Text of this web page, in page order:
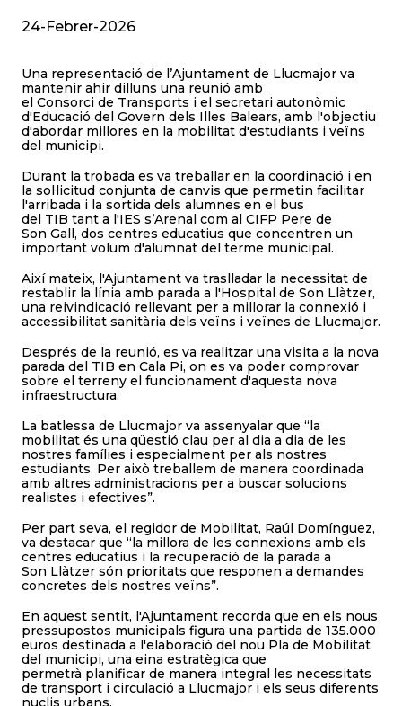
24-Febrer-2026
Una representació de l’Ajuntament de Llucmajor va
mantenir ahir dilluns una reunió amb
el Consorci de Transports i el secretari autonòmic
d'Educació del Govern dels Illes Balears, amb l'objectiu
d'abordar millores en la mobilitat d'estudiants i veïns
del municipi.
Durant la trobada es va treballar en la coordinació i en
la sol·licitud conjunta de canvis que permetin facilitar
l'arribada i la sortida dels alumnes en el bus
del TIB tant a l'IES s’Arenal com al CIFP Pere de
Son Gall, dos centres educatius que concentren un
important volum d'alumnat del terme municipal.
Així mateix, l'Ajuntament va traslladar la necessitat de
restablir la línia amb parada a l'Hospital de Son Llàtzer,
una reivindicació rellevant per a millorar la connexió i
accessibilitat sanitària dels veïns i veïnes de Llucmajor.
Després de la reunió, es va realitzar una visita a la nova
parada del TIB en Cala Pi, on es va poder comprovar
sobre el terreny el funcionament d'aquesta nova
infraestructura.
La batlessa de Llucmajor va assenyalar que “la
mobilitat és una qüestió clau per al dia a dia de les
nostres famílies i especialment per als nostres
estudiants. Per això treballem de manera coordinada
amb altres administracions per a buscar solucions
realistes i efectives”.
Per part seva, el regidor de Mobilitat, Raúl Domínguez,
va destacar que “la millora de les connexions amb els
centres educatius i la recuperació de la parada a
Son Llàtzer són prioritats que responen a demandes
concretes dels nostres veïns”.
En aquest sentit, l'Ajuntament recorda que en els nous
pressupostos municipals figura una partida de 135.000
euros destinada a l'elaboració del nou Pla de Mobilitat
del municipi, una eina estratègica que
permetrà planificar de manera integral les necessitats
de transport i circulació a Llucmajor i els seus diferents
nuclis urbans.